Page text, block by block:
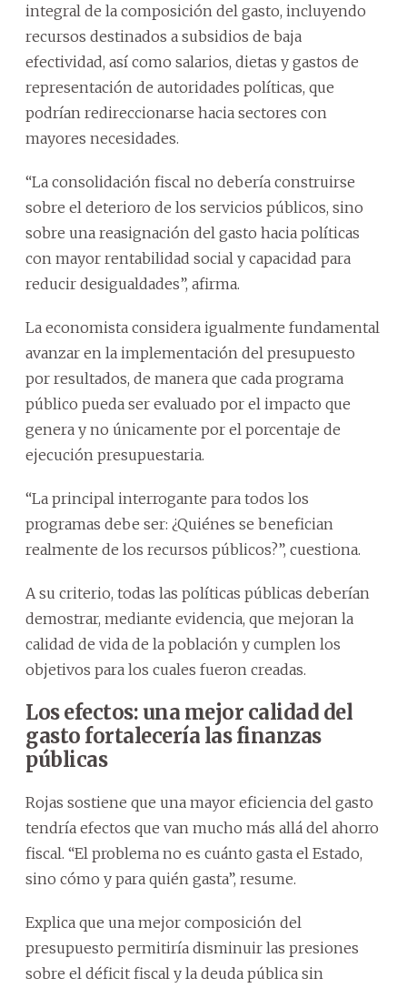
integral de la composición del gasto, incluyendo
recursos destinados a subsidios de baja
efectividad, así como salarios, dietas y gastos de
representación de autoridades políticas, que
podrían redireccionarse hacia sectores con
mayores necesidades.
“La consolidación fiscal no debería construirse
sobre el deterioro de los servicios públicos, sino
sobre una reasignación del gasto hacia políticas
con mayor rentabilidad social y capacidad para
reducir desigualdades”, afirma.
La economista considera igualmente fundamental
avanzar en la implementación del presupuesto
por resultados, de manera que cada programa
público pueda ser evaluado por el impacto que
genera y no únicamente por el porcentaje de
ejecución presupuestaria.
“La principal interrogante para todos los
programas debe ser: ¿Quiénes se benefician
realmente de los recursos públicos?”, cuestiona.
A su criterio, todas las políticas públicas deberían
demostrar, mediante evidencia, que mejoran la
calidad de vida de la población y cumplen los
objetivos para los cuales fueron creadas.
Los efectos: una mejor calidad del
gasto fortalecería las finanzas
públicas
Rojas sostiene que una mayor eficiencia del gasto
tendría efectos que van mucho más allá del ahorro
fiscal. “El problema no es cuánto gasta el Estado,
sino cómo y para quién gasta”, resume.
Explica que una mejor composición del
presupuesto permitiría disminuir las presiones
sobre el déficit fiscal y la deuda pública sin